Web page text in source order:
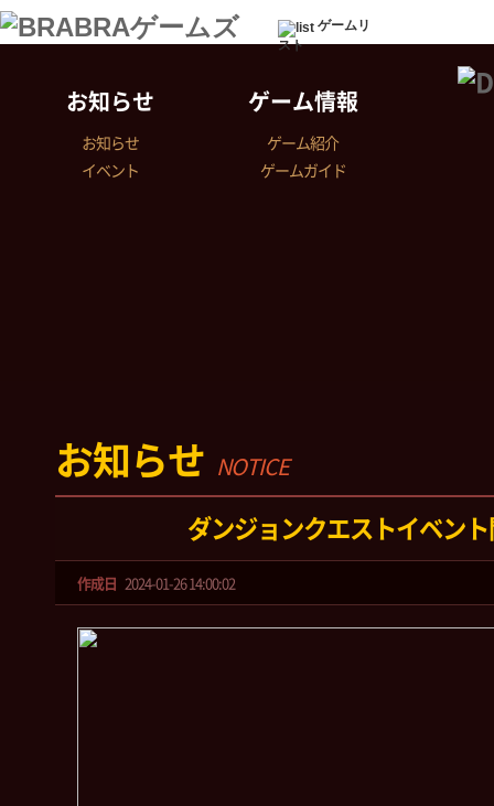
ゲームリ
スト
お知らせ
お知らせ
イベント
ゲーム情報
ゲーム紹介
ゲームガイド
お知らせ NOTICE
ダンジョンクエストイベン
作成日 2024-01-26 14:00:02